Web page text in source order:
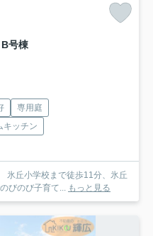
号棟
専用庭
キッチン
氷丘小学校まで徒歩11分、氷丘
びのび子育て... もっと見る